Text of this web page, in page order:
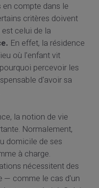
compte dans le
critères doivent
celui de la
En effet, la résidence
où l'enfant vit
percevoir les
d'avoir sa
la notion de vie
Normalement,
domicile de ses
à charge.
nécessitent des
— comme le cas d'un